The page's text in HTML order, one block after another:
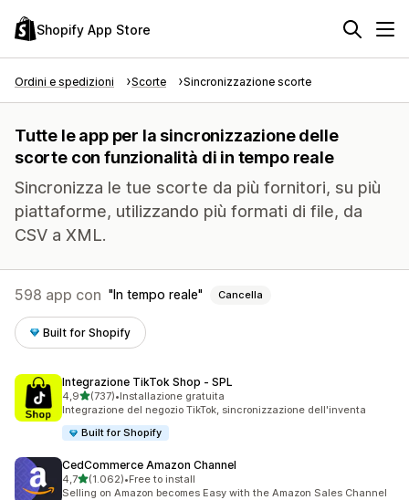
Shopify App Store
Ordini e spedizioni Scorte Sincronizzazione scorte
Tutte le app per la sincronizzazione delle
scorte con funzionalità di in tempo reale
Sincronizza le tue scorte da più fornitori, su più
piattaforme, utilizzando più formati di file, da
CSV a XML.
598 app con In tempo reale Cancella
Built for Shopify
Integrazione TikTok Shop ‑ SPL
4,9stelle su 5
(737)
737 recensioni totali
•Installazione gratuita
Integrazione del negozio TikTok, sincronizzazione dell'inventa
Built for Shopify
CedCommerce Amazon Channel
4,7stelle su 5
(1.062)
1062 recensioni totali
•Free to install
Selling on Amazon becomes Easy with the Amazon Sales Channel